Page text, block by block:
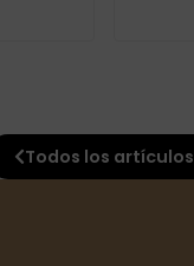
Todos los artículos